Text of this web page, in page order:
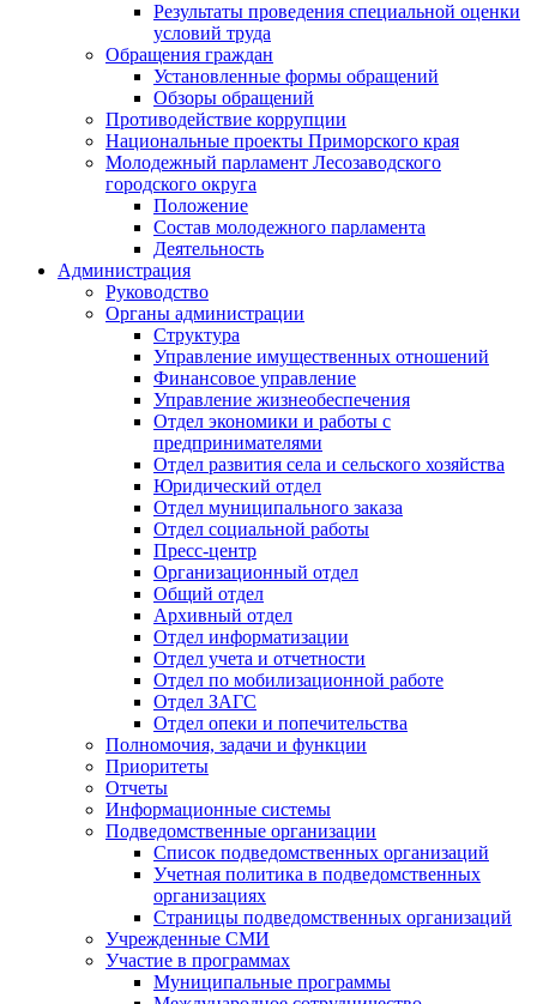
Результаты проведения специальной оценки
условий труда
Обращения граждан
Установленные формы обращений
Обзоры обращений
Противодействие коррупции
Национальные проекты Приморского края
Молодежный парламент Лесозаводского
городского округа
Положение
Состав молодежного парламента
Деятельность
Администрация
Руководство
Органы администрации
Структура
Управление имущественных отношений
Финансовое управление
Управление жизнеобеспечения
Отдел экономики и работы с
предпринимателями
Отдел развития села и сельского хозяйства
Юридический отдел
Отдел муниципального заказа
Отдел социальной работы
Пресс-центр
Организационный отдел
Общий отдел
Архивный отдел
Отдел информатизации
Отдел учета и отчетности
Отдел по мобилизационной работе
Отдел ЗАГС
Отдел опеки и попечительства
Полномочия, задачи и функции
Приоритеты
Отчеты
Информационные системы
Подведомственные организации
Список подведомственных организаций
Учетная политика в подведомственных
организациях
Страницы подведомственных организаций
Учрежденные СМИ
Участие в программах
Муниципальные программы